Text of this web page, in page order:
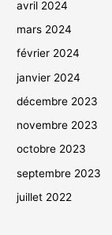
avril 2024
mars 2024
février 2024
janvier 2024
décembre 2023
novembre 2023
octobre 2023
septembre 2023
juillet 2022